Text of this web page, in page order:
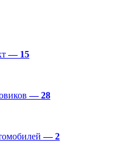
— 15
— 28
— 2